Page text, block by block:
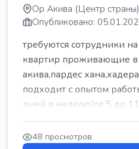
Ор Акива (Центр страны)
Опубликовано:
требуются сотрудники
квартир проживающие в
акива,пардес
подходит с опытом
дней в неделю(от 5 до 11
48 просмотров